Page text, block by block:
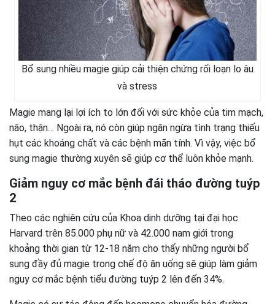
Bổ sung nhiều magie giúp cải thiện chứng rối loạn lo âu
và stress
Magie mang lại lợi ích to lớn đối với sức khỏe của tim mạch,
não, thận… Ngoài ra, nó còn giúp ngăn ngừa tình trạng thiếu
hụt các khoáng chất và các bệnh mãn tính. Vì vậy, việc bổ
sung magie thường xuyên sẽ giúp cơ thể luôn khỏe mạnh.
Giảm nguy cơ mắc bệnh đái tháo đường tuýp
2
Theo các nghiên cứu của Khoa dinh dưỡng tại đại học
Harvard trên 85.000 phụ nữ và 42.000 nam giới trong
khoảng thời gian từ 12-18 năm cho thấy những người bổ
sung đầy đủ magie trong chế độ ăn uống sẽ giúp làm giảm
nguy cơ mắc bệnh tiểu đường tuýp 2 lên đến 34%.